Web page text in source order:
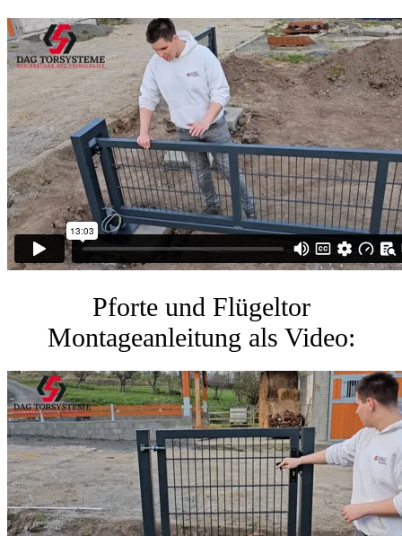
Pforte und Flügeltor
Montageanleitung als Video: